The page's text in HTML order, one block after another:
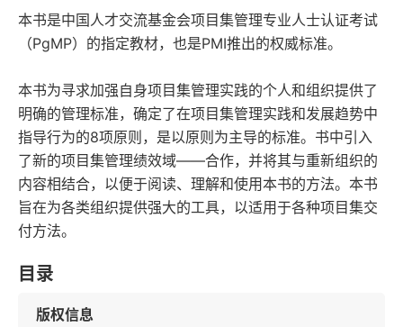
本书是中国人才交流基金会项目集管理专业人士认证考试
（PgMP）的指定教材，也是PMI推出的权威标准。
本书为寻求加强自身项目集管理实践的个人和组织提供了
明确的管理标准，确定了在项目集管理实践和发展趋势中
指导行为的8项原则，是以原则为主导的标准。书中引入
了新的项目集管理绩效域——合作，并将其与重新组织的
内容相结合，以便于阅读、理解和使用本书的方法。本书
旨在为各类组织提供强大的工具，以适用于各种项目集交
付方法。
目录
版权信息